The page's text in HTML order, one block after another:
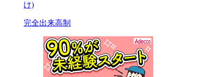
け)
完全出来高制